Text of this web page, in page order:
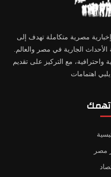
مصرية متكاملة تهدف إلى
الجارية في مصر والعالم.
مع التركيز على تقديم
اهتمامات
تهمك
مصر